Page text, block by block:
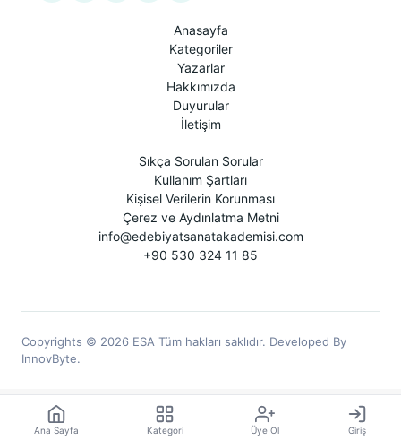
Anasayfa
Kategoriler
Yazarlar
Hakkımızda
Duyurular
İletişim
Sıkça Sorulan Sorular
Kullanım Şartları
Kişisel Verilerin Korunması
Çerez ve Aydınlatma Metni
info@edebiyatsanatakademisi.com
+90 530 324 11 85
Copyrights © 2026 ESA Tüm hakları saklıdır. Developed By
InnovByte.
Ana Sayfa Kategori Üye Ol Giriş